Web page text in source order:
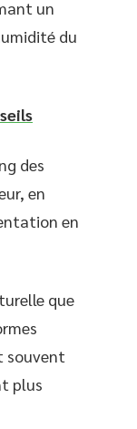
un
du
des
en
en
que
souvent
plus